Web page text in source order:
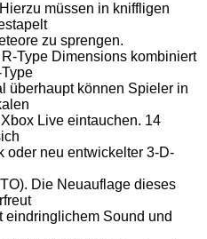
müssen in kniffligen
zu sprengen.
Type Dimensions kombiniert
überhaupt können Spieler in
Live eintauchen. 14
oder neu entwickelter 3-D-
Die Neuauflage dieses
eindringlichem Sound und